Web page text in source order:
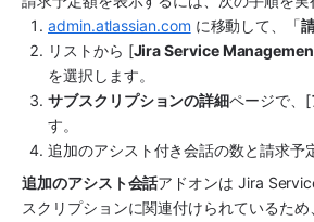
admin.atlassian.com に移動して、「
リストから [Jira Service
を選択します。
サブスクリプションの詳細ページで、[
す。
追加のアシスト付き会話の数と請求予
追加のアシスト会話アドオンは Jira
スクリプションに関連付けられているた